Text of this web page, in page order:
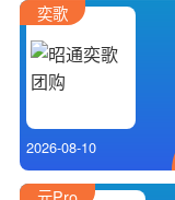
奕歌
2026-08-10